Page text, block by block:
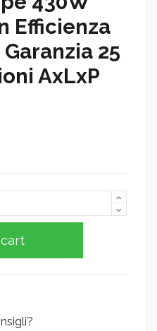
Efficienza
Garanzia 25
AxLxP